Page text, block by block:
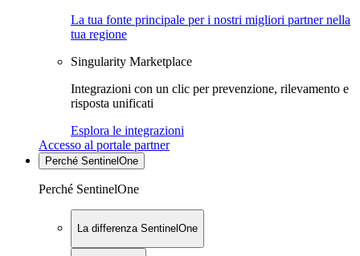
La tua fonte principale per i nostri migliori partner nella
tua regione
Singularity Marketplace
Integrazioni con un clic per prevenzione, rilevamento e
risposta unificati
Esplora le integrazioni
Accesso al portale partner
Perché SentinelOne
Perché SentinelOne
La differenza SentinelOne